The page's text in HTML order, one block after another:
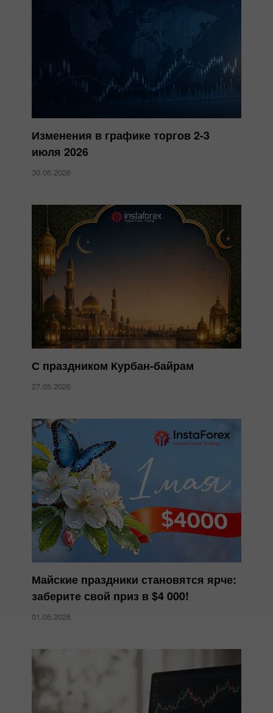
Изменения в графике торгов 2-3
июля 2026
30.06.2026
С праздником Курбан-байрам
27.05.2026
Майские праздники становятся ярче:
заберите свой приз в $4 000!
01.05.2026